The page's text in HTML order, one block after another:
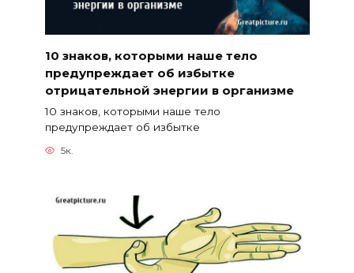
10 знаков, которыми наше тело
предупреждает об избытке
отрицательной энергии в организме
10 знаков, которыми наше тело
предупреждает об избытке
5к.